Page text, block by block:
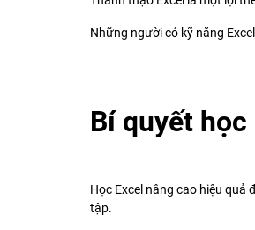
Những người có kỹ năng
Bí quyết học
Học Excel nâng cao hiệu
tập.